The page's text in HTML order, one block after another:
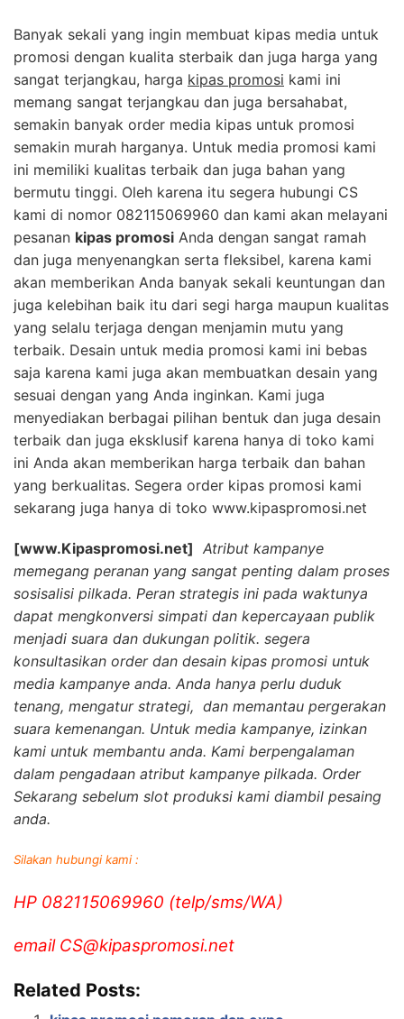
Banyak sekali yang ingin membuat kipas media untuk
promosi dengan kualita sterbaik dan juga harga yang
sangat terjangkau, harga kipas promosi kami ini
memang sangat terjangkau dan juga bersahabat,
semakin banyak order media kipas untuk promosi
semakin murah harganya. Untuk media promosi kami
ini memiliki kualitas terbaik dan juga bahan yang
bermutu tinggi. Oleh karena itu segera hubungi CS
kami di nomor 082115069960 dan kami akan melayani
pesanan kipas promosi Anda dengan sangat ramah
dan juga menyenangkan serta fleksibel, karena kami
akan memberikan Anda banyak sekali keuntungan dan
juga kelebihan baik itu dari segi harga maupun kualitas
yang selalu terjaga dengan menjamin mutu yang
terbaik. Desain untuk media promosi kami ini bebas
saja karena kami juga akan membuatkan desain yang
sesuai dengan yang Anda inginkan. Kami juga
menyediakan berbagai pilihan bentuk dan juga desain
terbaik dan juga eksklusif karena hanya di toko kami
ini Anda akan memberikan harga terbaik dan bahan
yang berkualitas. Segera order kipas promosi kami
sekarang juga hanya di toko www.kipaspromosi.net
[www.Kipaspromosi.net] Atribut kampanye
memegang peranan yang sangat penting dalam proses
sosisalisi pilkada. Peran strategis ini pada waktunya
dapat mengkonversi simpati dan kepercayaan publik
menjadi suara dan dukungan politik. segera
konsultasikan order dan desain kipas promosi untuk
media kampanye anda. Anda hanya perlu duduk
tenang, mengatur strategi, dan memantau pergerakan
suara kemenangan. Untuk media kampanye, izinkan
kami untuk membantu anda. Kami berpengalaman
dalam pengadaan atribut kampanye pilkada. Order
Sekarang sebelum slot produksi kami diambil pesaing
anda.
Silakan hubungi kami :
HP 082115069960 (telp/sms/WA)
email CS@kipaspromosi.net
Related Posts: